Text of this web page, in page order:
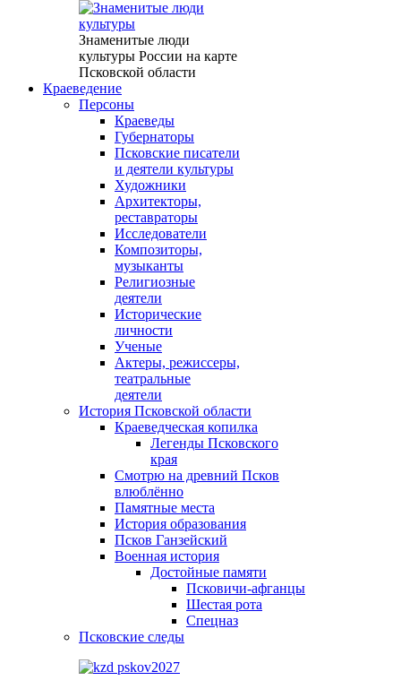
Знаменитые люди
культуры России на карте
Псковской области
Краеведение
Персоны
Краеведы
Губернаторы
Псковские писатели
и деятели культуры
Художники
Архитекторы,
реставраторы
Исследователи
Композиторы,
музыканты
Религиозные
деятели
Исторические
личности
Ученые
Актеры, режиссеры,
театральные
деятели
История Псковской области
Краеведческая копилка
Легенды Псковского
края
Смотрю на древний Псков
влюблённо
Памятные места
История образования
Псков Ганзейский
Военная история
Достойные памяти
Псковичи-афганцы
Шестая рота
Спецназ
Псковские следы